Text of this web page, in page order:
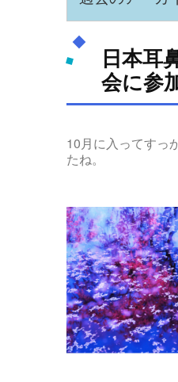
日本耳
会に参
10月に入ってすっ
たね。